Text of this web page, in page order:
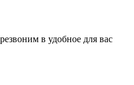
в удобное для вас